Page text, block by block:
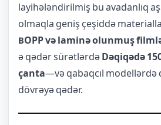
layihələndirilmiş bu avadanlıq
olmaqla geniş çeşiddə
BOPP və laminə olunmuş
ə qədər sürətlərdə Dəqiqədə
çanta—və qabaqcıl modellərdə
dövrəyə qədər.